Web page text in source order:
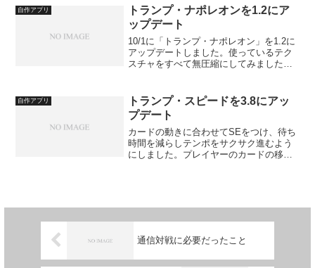
ドについてはこちらからどうぞ。
「UnityCha...
自作アプリ
トランプ・ナポレオンを1.2にア
ップデート
10/1に「トランプ・ナポレオン」を1.2に
アップデートしました。使っているテク
スチャをすべて無圧縮にしてみました。
どのような端末でもテクスチャが正しく
表示できるはずで...
自作アプリ
トランプ・スピードを3.8にアッ
プデート
カードの動きに合わせてSEをつけ、待ち
時間を減らしテンポをサクサク進むよう
にしました。プレイヤーのカードの移動
通信対戦に必要だったこと